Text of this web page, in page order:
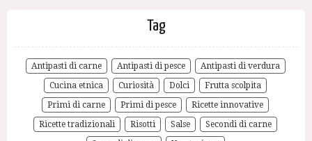
Tag
Antipasti di carne Antipasti di pesce
Antipasti di verdura
Cucina etnica
Curiosità Dolci
Frutta scolpita
Primi di carne
Primi di pesce
Ricette innovative
Ricette tradizionali
Risotti Salse
Secondi di carne